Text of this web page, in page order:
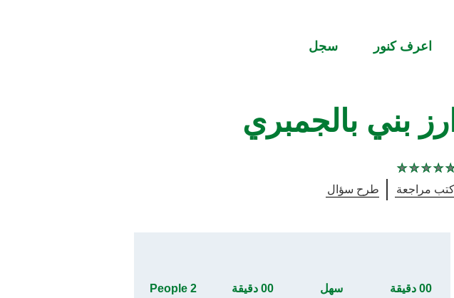
اعرف كنور سجل
بني بالجمبري
يتم
أكتب مراجعة طرح سؤال
00 دقيقة
سهل
00 دقيقة
2 People